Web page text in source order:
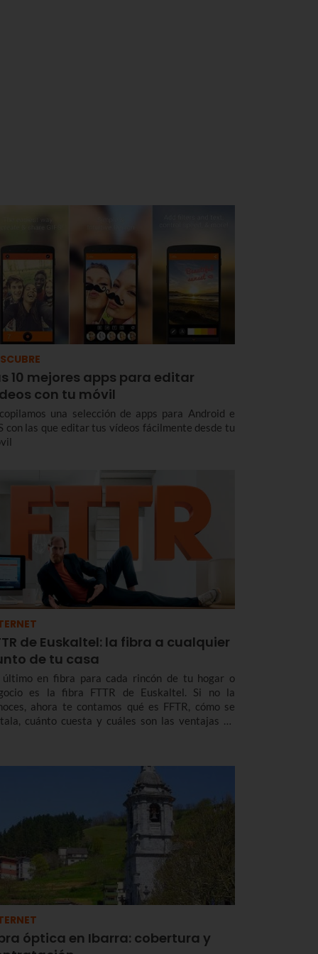
10 mejores apps para editar
con tu móvil
una selección de apps para Android e
con las que editar tus vídeos fácilmente desde tu
de Euskaltel: la fibra a cualquier
de tu casa
último en fibra para cada rincón de tu hogar o
es la fibra FTTR de Euskaltel. Si no la
ahora te contamos qué es FFTR, cómo se
cuánto cuesta y cuáles son las ventajas de
óptica en Ibarra: cobertura y